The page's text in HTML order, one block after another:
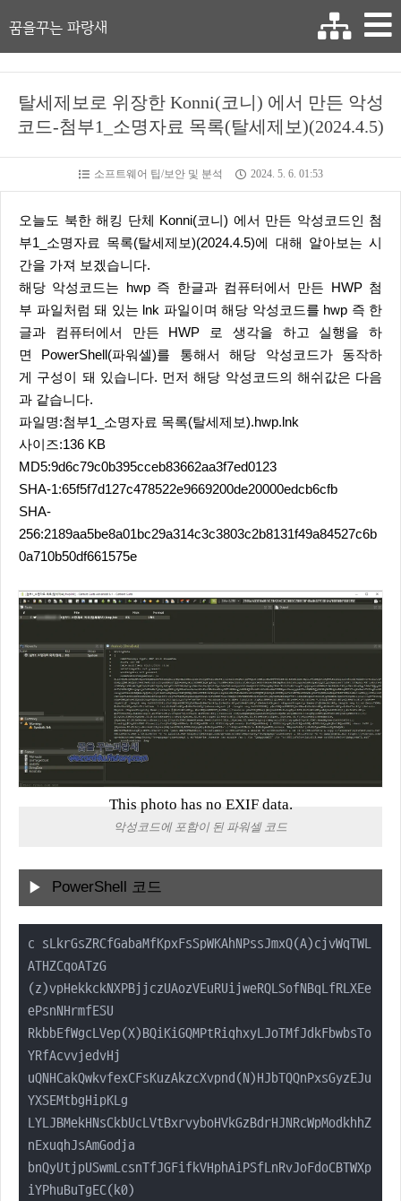
꿈을꾸는 파랑새
탈세제보로 위장한 Konni(코니) 에서 만든 악성
코드-첨부1_소명자료 목록(탈세제보)(2024.4.5)
소프트웨어 팁/보안 및 분석 2024. 5. 6. 01:53
오늘도 북한 해킹 단체 Konni(코니) 에서 만든 악성코드인 첨
부1_소명자료 목록(탈세제보)(2024.4.5)에 대해 알아보는 시
간을 가져 보겠습니다.
해당 악성코드는 hwp 즉 한글과 컴퓨터에서 만든 HWP 첨
부 파일처럼 돼 있는 lnk 파일이며 해당 악성코드를 hwp 즉 한
글과 컴퓨터에서 만든 HWP 로 생각을 하고 실행을 하
면 PowerShell(파워셀)를 통해서 해당 악성코드가 동작하
게 구성이 돼 있습니다. 먼저 해당 악성코드의 해쉬값은 다음
과 같습니다.
파일명:첨부1_소명자료 목록(탈세제보).hwp.lnk
사이즈:136 KB
MD5:9d6c79c0b395cceb83662aa3f7ed0123
SHA-1:65f5f7d127c478522e9669200de20000edcb6cfb
SHA-
256:2189aa5be8a01bc29a314c3c3803c2b8131f49a84527c6b
0a710b50df661575e
This photo has no EXIF data.
악성코드에 포함이 된 파워셀 코드
PowerShell 코드
c sLkrGsZRCfGabaMfKpxFsSpWKAhNPssJmxQ(A)cjvWqTWL
ATHZCqoATzG
(z)vpHekkckNXPBjjczUAozVEuRUijweRQLSofNBqLfRLXEe
ePsnNHrmfESU
RkbbEfWgcLVep(X)BQiKiGQMPtRiqhxyLJoTMfJdkFbwbsTo
YRfAcvvjedvHj
uQNHCakQwkvfexCFsKuzAkzcXvpnd(N)HJbTQQnPxsGyzEJu
YXSEMtbgHipKLg
LYLJBMekHNsCkbUcLVtBxrvyboHVkGzBdrHJNRcWpModkhhZ
nExuqhJsAmGodja
bnQyUtjpUSwmLcsnTfJGFifkVHphAiPSfLnRvJoFdoCBTWXp
iYPhuBuTgEC(k0)